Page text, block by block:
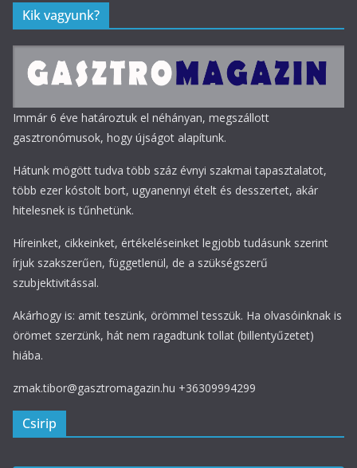
Kik vagyunk?
Immár 6 éve határoztuk el néhányan, megszállott
gasztronómusok, hogy újságot alapítunk.
Hátunk mögött tudva több száz évnyi szakmai tapasztalatot,
több ezer kóstolt bort, ugyanennyi ételt és desszertet, akár
hitelesnek is tűnhetünk.
Híreinket, cikkeinket, értékeléseinket legjobb tudásunk szerint
írjuk szakszerűen, függetlenül, de a szükségszerű
szubjektivitással.
Akárhogy is: amit teszünk, örömmel tesszük. Ha olvasóinknak is
örömet szerzünk, hát nem ragadtunk tollat (billentyűzetet)
hiába.
zmak.tibor@gasztromagazin.hu +36309994299
Csirip